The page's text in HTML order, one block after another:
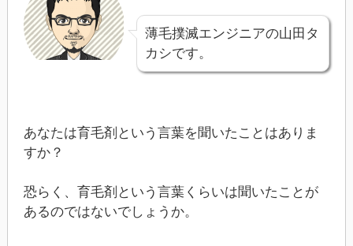
薄毛撲滅エンジニアの山田タ
カシです。
あなたは育毛剤という言葉を聞いたことはありま
すか？
恐らく、育毛剤という言葉くらいは聞いたことが
あるのではないでしょうか。